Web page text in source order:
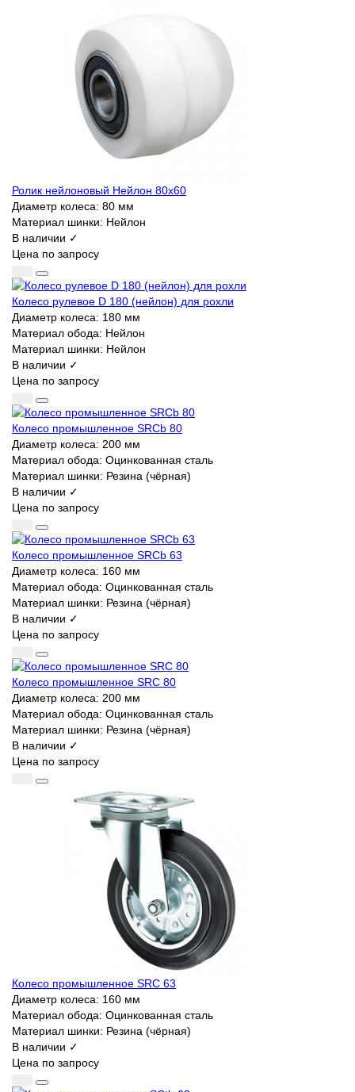
Ролик нейлоновый Нейлон 80х60
Диаметр колеса: 80 мм
Материал шинки: Нейлон
В наличии ✓
Цена по запросу
Колесо рулевое D 180 (нейлон) для рохли
Диаметр колеса: 180 мм
Материал обода: Нейлон
Материал шинки: Нейлон
В наличии ✓
Цена по запросу
Колесо промышленное SRCb 80
Диаметр колеса: 200 мм
Материал обода: Оцинкованная сталь
Материал шинки: Резина (чёрная)
В наличии ✓
Цена по запросу
Колесо промышленное SRCb 63
Диаметр колеса: 160 мм
Материал обода: Оцинкованная сталь
Материал шинки: Резина (чёрная)
В наличии ✓
Цена по запросу
Колесо промышленное SRC 80
Диаметр колеса: 200 мм
Материал обода: Оцинкованная сталь
Материал шинки: Резина (чёрная)
В наличии ✓
Цена по запросу
Колесо промышленное SRC 63
Диаметр колеса: 160 мм
Материал обода: Оцинкованная сталь
Материал шинки: Резина (чёрная)
В наличии ✓
Цена по запросу